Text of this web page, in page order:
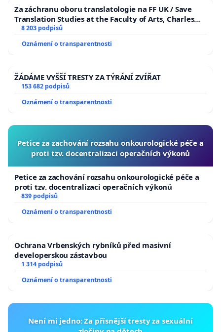
Za záchranu oboru translatologie na FF UK / Save
Translation Studies at the Faculty of Arts, Charles
University
8 203 podpisů
Oznámení o transparentnosti
ŽÁDÁME VYŠŠÍ TRESTY ZA TÝRÁNÍ ZVÍŘAT
153 682 podpisů
Oznámení o transparentnosti
Petice za zachování rozsahu onkourologické péče a
proti tzv. docentralizaci operačních výkonů
Petice za zachování rozsahu onkourologické péče a
proti tzv. docentralizaci operačních výkonů
839 podpisů
Oznámení o transparentnosti
Ochrana Vrbenských rybníků před masivní
developerskou zástavbou
1 314 podpisů
Oznámení o transparentnosti
Není mi jedno: Za přísnější tresty za sexuální